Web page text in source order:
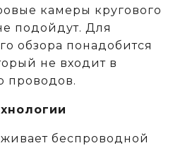
камеры кругового
подойдут. Для
обзора понадобится
не входит в
проводов.
беспроводной